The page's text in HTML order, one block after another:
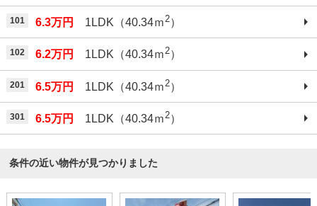
101 6.3万円 1LDK（40.34ｍ2）
102 6.2万円 1LDK（40.34ｍ2）
201 6.5万円 1LDK（40.34ｍ 2）
301 6.5万円 1LDK（40.34ｍ 2）
条件の近い物件が見つかりました